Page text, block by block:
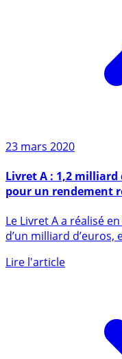
23 mars 2020
pour un rendement
d’un milliard d’euros,